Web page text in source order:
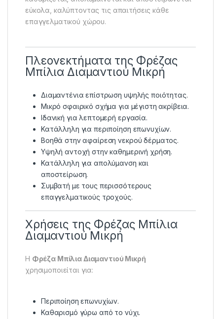
εύκολα, καλύπτοντας τις απαιτήσεις κάθε
επαγγελματικού χώρου.
Πλεονεκτήματα της Φρέζας
Μπίλια Διαμαντιού Μικρή
Διαμαντένια επίστρωση υψηλής ποιότητας.
Μικρό σφαιρικό σχήμα για μέγιστη ακρίβεια.
Ιδανική για λεπτομερή εργασία.
Κατάλληλη για περιποίηση επωνυχίων.
Βοηθά στην αφαίρεση νεκρού δέρματος.
Υψηλή αντοχή στην καθημερινή χρήση.
Κατάλληλη για απολύμανση και
αποστείρωση.
Συμβατή με τους περισσότερους
επαγγελματικούς τροχούς.
Χρήσεις της Φρέζας Μπίλια
Διαμαντιού Μικρή
Η Φρέζα Μπίλια Διαμαντιού Μικρή
χρησιμοποιείται για:
Περιποίηση επωνυχίων.
Καθαρισμό γύρω από το νύχι.